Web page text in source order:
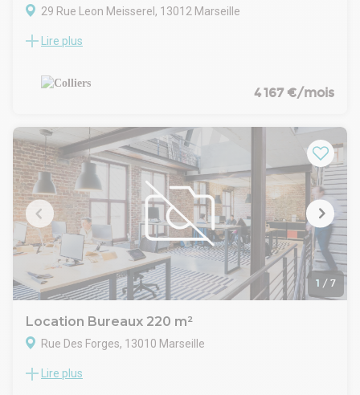
29 Rue Leon Meisserel, 13012 Marseille
Situé au coeur du dynamique quartier Saint-Barnabé à
représente une opportunité exceptionnelle pour les
entreprises en quête d'un emplacement stratégique et
toute entreprise souhaitant renforcer sa présence et son
image de marque dans l'une des villes les plus vibrantes de
France. Le quartier Saint-Barbare est réputé pour son
dynamisme économique et sa proximité avec les principaux
axes de transport, facilitant ainsi l'accès pour les employés
et les clients.
Lire plus
4 167 €/mois
1 / 7
Location Bureaux 220 m²
Rue Des Forges, 13010 Marseille
Colliers vous propose une surface de bureaux de 220 m²
Lire plus